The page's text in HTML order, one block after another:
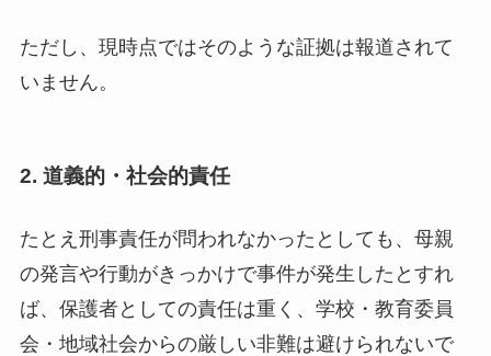
ただし、現時点ではそのような証拠は報道されて
いません。
2. 道義的・社会的責任
たとえ刑事責任が問われなかったとしても、母親
の発言や行動がきっかけで事件が発生したとすれ
ば、保護者としての責任は重く、学校・教育委員
会・地域社会からの厳しい非難は避けられないで